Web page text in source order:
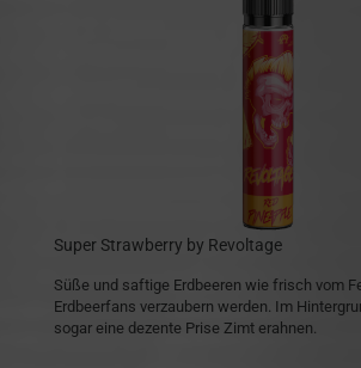
Super Strawberry by Revoltage
Süße und saftige Erdbeeren wie frisch vom
Erdbeerfans verzaubern werden. Im
sogar eine dezente Prise Zimt erahnen.